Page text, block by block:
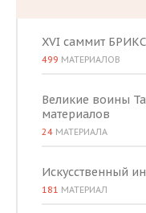
XVI саммит
499 МАТЕРИАЛОВ
Великие воины
материалов
24 МАТЕРИАЛА
Искусственный
181 МАТЕРИАЛ